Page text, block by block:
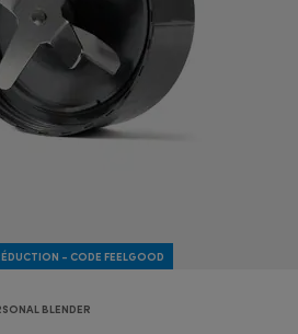
- CODE FEELGOOD
BLENDER